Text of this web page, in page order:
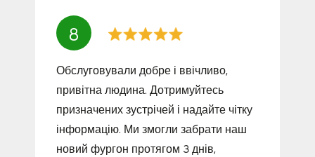
8
Обслуговували добре і ввічливо,
привітна людина. Дотримуйтесь
призначених зустрічей і надайте чітку
інформацію. Ми змогли забрати наш
новий фургон протягом 3 днів,